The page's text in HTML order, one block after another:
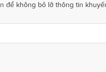
để không bỏ lỡ thông tin